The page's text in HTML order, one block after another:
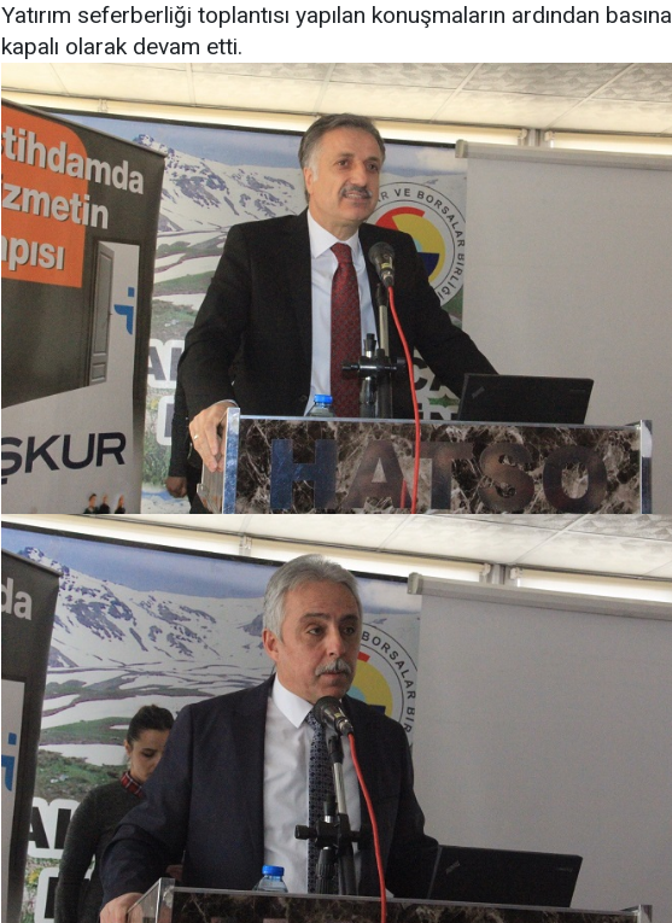
Yatırım seferberliği toplantısı yapılan konuşmaların ardından basına
kapalı olarak devam etti.